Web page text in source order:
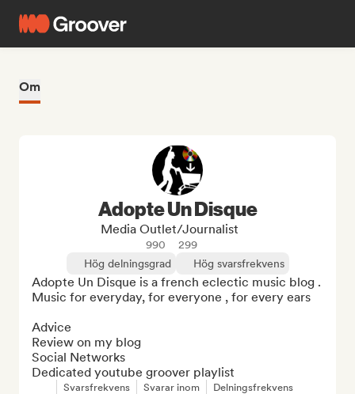
Om
Adopte Un Disque
Media Outlet/Journalist
990
299
Hög delningsgrad
Hög svarsfrekvens
Adopte Un Disque is a french eclectic music blog .
Music for everyday, for everyone , for every ears
Advice
Review on my blog
Social Networks
Dedicated youtube groover playlist
Svarsfrekvens Svarar inom Delningsfrekvens